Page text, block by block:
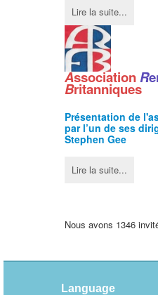
Lire la suite...
AssociationR
Britanniques
Présentation de l'
par l’un de ses
Stephen Gee
Lire la suite...
Nous avons 1346
Language